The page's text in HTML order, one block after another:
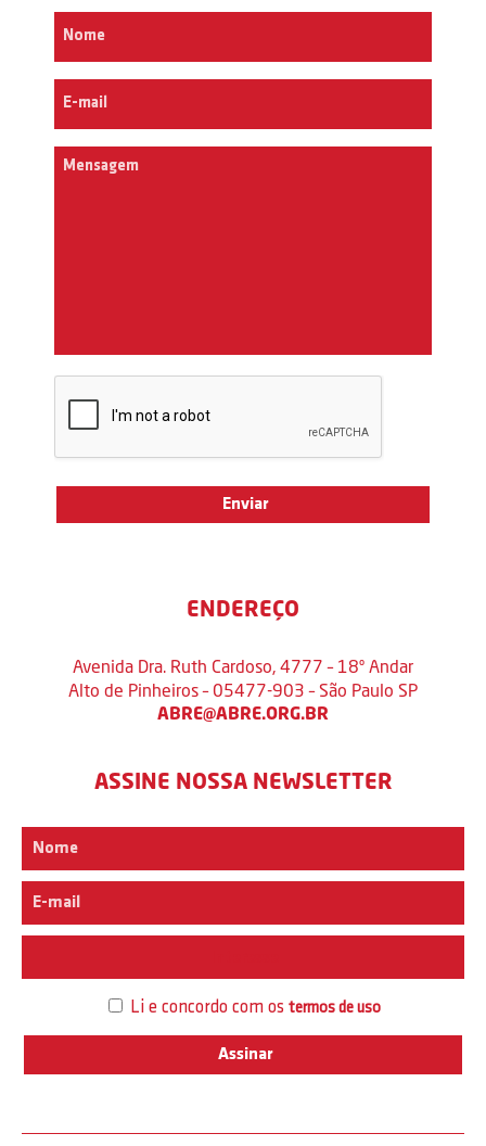
ENDEREÇO
Avenida Dra. Ruth Cardoso, 4777 – 18º Andar
Alto de Pinheiros – 05477-903 – São Paulo SP
ABRE@ABRE.ORG.BR
ASSINE NOSSA NEWSLETTER
Li e concordo com os termos de uso